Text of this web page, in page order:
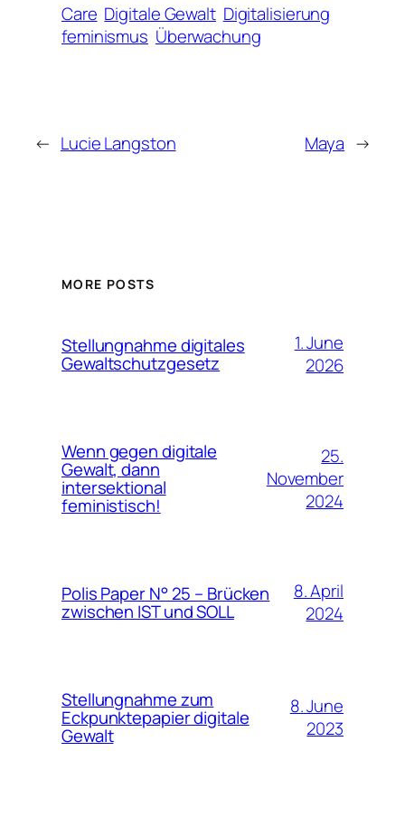
Care Digitale Gewalt Digitalisierung
feminismus Überwachung
← Lucie Langston Maya →
MORE POSTS
Stellungnahme digitales
Gewaltschutzgesetz
1. June
2026
Wenn gegen digitale
Gewalt, dann
intersektional
feministisch!
25.
November
2024
Polis Paper N° 25 – Brücken
zwischen IST und SOLL
8. April
2024
Stellungnahme zum
Eckpunktepapier digitale
Gewalt
8. June
2023